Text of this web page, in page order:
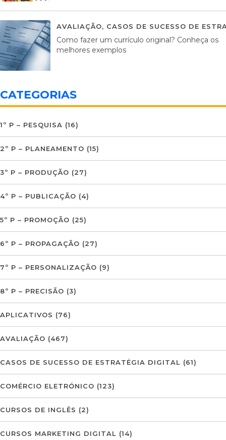
AVALIAÇÃO, CASOS DE SUCESSO DE
Como fazer um currículo original? Conheça os
melhores exemplos
CATEGORIAS
1º P – PESQUISA (16)
2º P – PLANEAMENTO (15)
3º P – PRODUÇÃO (27)
4º P – PUBLICAÇÃO (4)
5º P – PROMOÇÃO (25)
6º P – PROPAGAÇÃO (27)
7º P – PERSONALIZAÇÃO (9)
8º P – PRECISÃO (3)
APLICATIVOS (76)
AVALIAÇÃO (467)
CASOS DE SUCESSO DE ESTRATÉGIA DIGITAL (61)
COMÉRCIO ELETRÓNICO (123)
CURSOS DE INGLÊS (2)
CURSOS MARKETING DIGITAL (14)